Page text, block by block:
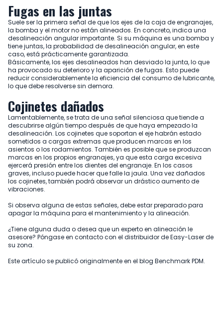
Fugas en las juntas
Suele ser la primera señal de que los ejes de la caja de engranajes,
la bomba y el motor no están alineados. En concreto, indica una
desalineación angular importante. Si su máquina es una bomba y
tiene juntas, la probabilidad de desalineación angular, en este
caso, está prácticamente garantizada.
Básicamente, los ejes desalineados han desviado la junta, lo que
ha provocado su deterioro y la aparición de fugas. Esto puede
reducir considerablemente la eficiencia del consumo de lubricante,
lo que debe resolverse sin demora.
Cojinetes dañados
Lamentablemente, se trata de una señal silenciosa que tiende a
descubrirse algún tiempo después de que haya empezado la
desalineación. Los cojinetes que soportan el eje habrán estado
sometidos a cargas extremas que producen marcas en los
asientos o los rodamientos. También es posible que se produzcan
marcas en los propios engranajes, ya que esta carga excesiva
ejercerá presión entre los dientes del engranaje. En los casos
graves, incluso puede hacer que falle la jaula. Una vez dañados
los cojinetes, también podrá observar un drástico aumento de
vibraciones.
Si observa alguna de estas señales, debe estar preparado para
apagar la máquina para el mantenimiento y la alineación.
¿Tiene alguna duda o desea que un experto en alineación le
asesore? Póngase en contacto con el distribuidor de Easy-Laser de
su zona.
Este artículo se publicó originalmente en el blog Benchmark PDM.